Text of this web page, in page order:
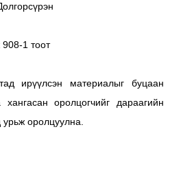
1 тоот
ирүүлсэн материалыг буцаан
оролцогчийг дараагийн
оролцуулна.